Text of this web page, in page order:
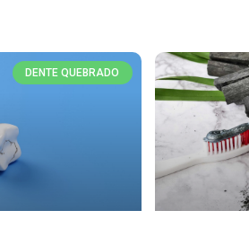
DENTE QUEBRADO